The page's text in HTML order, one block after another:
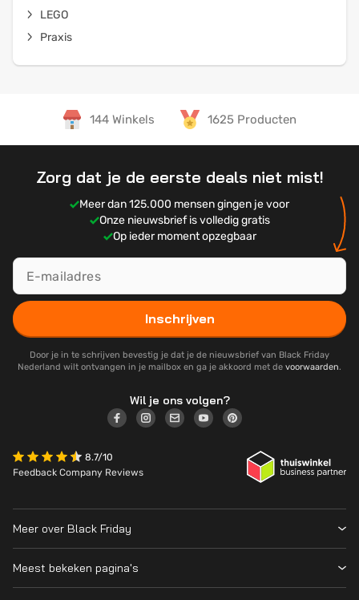
LEGO
Praxis
144 Winkels 1625 Producten
Zorg dat je de eerste deals niet mist!
Meer dan 125.000 mensen gingen je voor
Onze nieuwsbrief is volledig gratis
Op ieder moment opzegbaar
Inschrijven
Door je in te schrijven bevestig je dat je de nieuwsbrief van Black Friday
Nederland wilt ontvangen in je mailbox en ga je akkoord met de voorwaarden.
Wil je ons volgen?
8.7/10
Feedback Company Reviews
Meer over Black Friday
Wanneer is Black Friday?
Meest bekeken pagina's